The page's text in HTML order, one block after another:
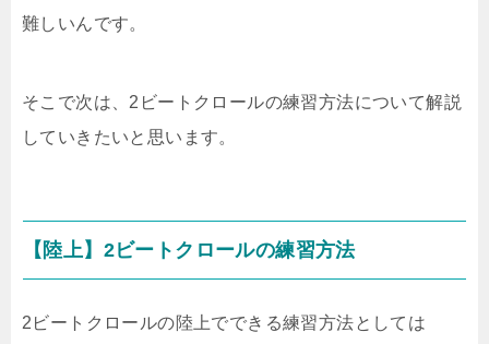
難しいんです。
そこで次は、2ビートクロールの練習方法について解説
していきたいと思います。
【陸上】2ビートクロールの練習方法
2ビートクロールの陸上でできる練習方法としては